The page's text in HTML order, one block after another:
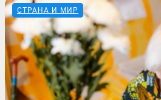
СТРАНА И МИР